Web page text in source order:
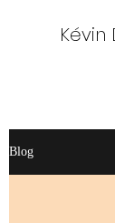
Kévin
Blog